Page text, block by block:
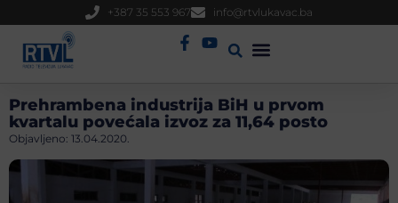
+387 35 553 967 info@rtvlukavac.ba
Prehrambena industrija BiH u prvom
kvartalu povećala izvoz za 11,64 posto
Objavljeno: 13.04.2020.